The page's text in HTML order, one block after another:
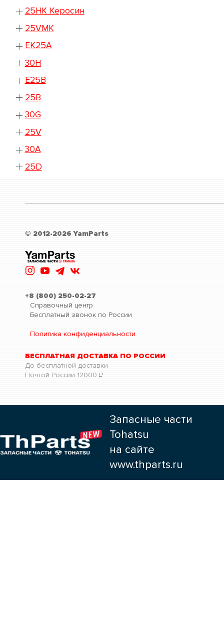
25HK Керосин
25VMK
EK25A
30H
E25B
25B
30G
25V
30A
25D
© 2012-2026 YamParts
+8 (800) 250-02-27
Справочный центр
Бесплатный звонок по России
Политика конфиденциальности
БЕСПЛАТНАЯ ДОСТАВКА ПО РОССИИ
До бесплатной доставки
Почтой России 12000 Р
Запасные части
Tohatsu
на сайте
www.thparts.ru